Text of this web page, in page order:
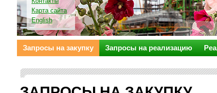
Карта сайта
English
Запросы на закупку Запросы на реализацию